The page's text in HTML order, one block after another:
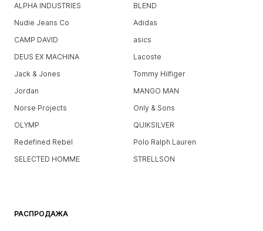
ALPHA INDUSTRIES
BLEND
Nudie Jeans Co
Adidas
CAMP DAVID
asics
DEUS EX MACHINA
Lacoste
Jack & Jones
Tommy Hilfiger
Jordan
MANGO MAN
Norse Projects
Only & Sons
OLYMP
QUIKSILVER
Redefined Rebel
Polo Ralph Lauren
SELECTED HOMME
STRELLSON
РАСПРОДАЖА